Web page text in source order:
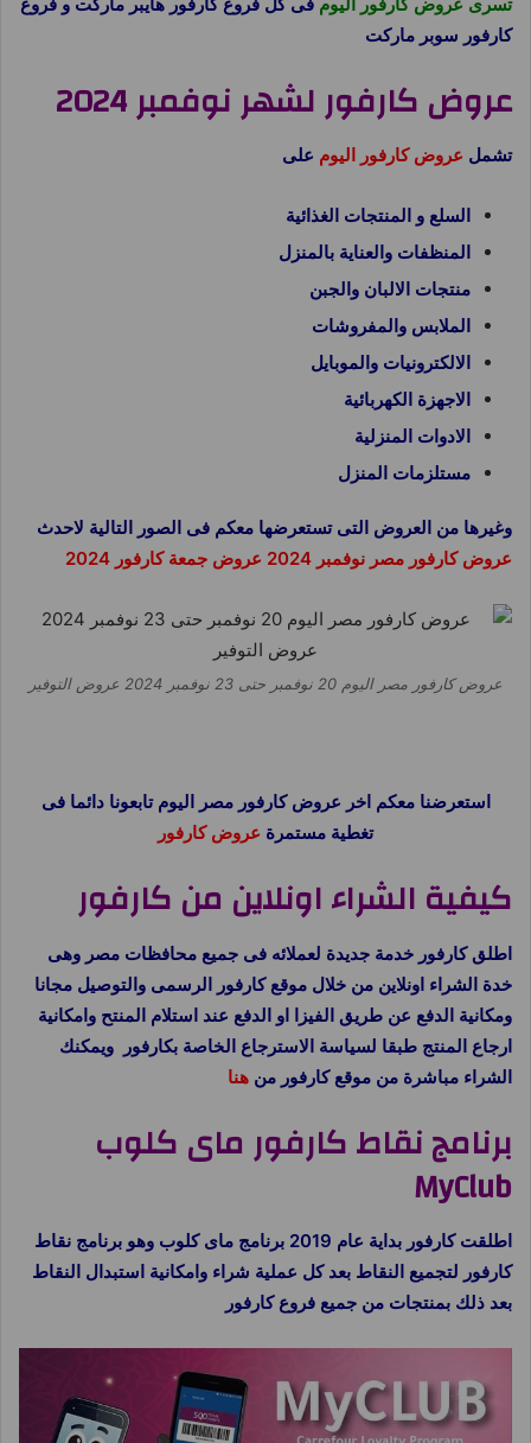
كارفور سوبر ماركت
عروض كارفور لشهر نوفمبر 2024
تشمل عروض كارفور اليوم على
السلع و المنتجات الغذائية
المنظفات والعناية بالمنزل
منتجات الالبان والجبن
الملابس والمفروشات
الالكترونيات والموبايل
الاجهزة الكهربائية
الادوات المنزلية
مستلزمات المنزل
وغيرها من العروض التى تستعرضها معكم فى الصور التالية لاحدث
عروض كارفور مصر نوفمبر 2024 عروض جمعة كارفور 2024
عروض كارفور مصر اليوم 20 نوفمبر حتى 23 نوفمبر 2024 عروض التوفير
استعرضنا معكم اخر عروض كارفور مصر اليوم تابعونا دائما فى
تغطية مستمرة عروض كارفور
كيفية الشراء اونلاين من كارفور
اطلق كارفور خدمة جديدة لعملائه فى جميع محافظات مصر وهى
خدة الشراء اونلاين من خلال موقع كارفور الرسمى والتوصيل مجانا
ومكانية الدفع عن طريق الفيزا او الدفع عند استلام المنتح وامكانية
ارجاع المنتج طبقا لسياسة الاسترجاع الخاصة بكارفور ويمكنك
الشراء مباشرة من موقع كارفور من هنا
برنامج نقاط كارفور ماى كلوب
MyClub
اطلقت كارفور بداية عام 2019 برنامج ماى كلوب وهو برنامج نقاط
كارفور لتجميع النقاط بعد كل عملية شراء وامكانية استبدال النقاط
بعد ذلك بمنتجات من جميع فروع كارفور